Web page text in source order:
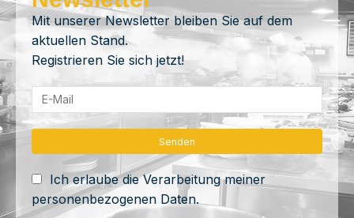
Mit unserer Newsletter bleiben Sie auf dem
aktuellen Stand.
Registrieren Sie sich jetzt!
Ich erlaube die Verarbeitung meiner
personenbezogenen Daten.